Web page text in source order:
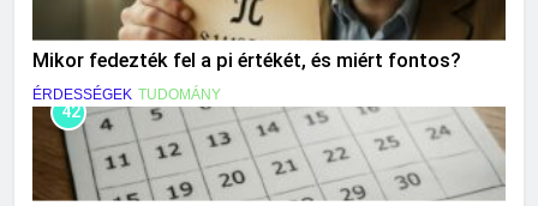
Mikor fedezték fel a pi értékét, és miért fontos?
ÉRDESSÉGEK TUDOMÁNY
42